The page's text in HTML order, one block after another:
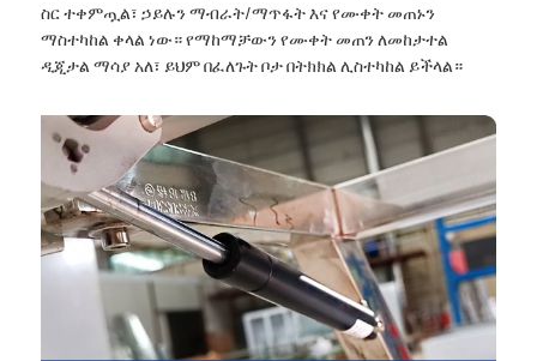
ስር ተቀምጧል፣ ኃይሉን ማብራት/ማጥፋት እና የሙቀት መጠኑን
ማስተካከል ቀላል ነው። የማከማቻውን የሙቀት መጠን ለመከታተል
ዲጂታል ማሳያ አለ፣ ይህም በፈለጉት ቦታ በትክክል ሊስተካከል ይችላል።